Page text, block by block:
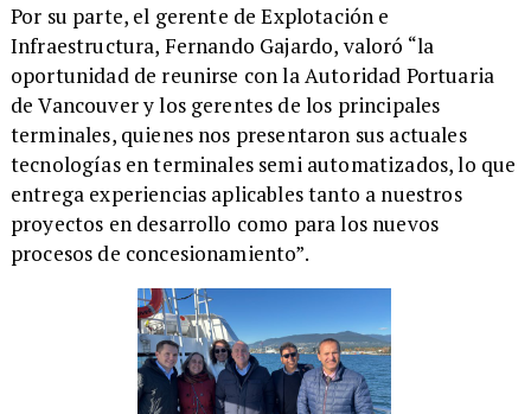
​Por su parte, el gerente de Explotación e
Infraestructura, Fernando Gajardo, valoró “la
oportunidad de reunirse con la Autoridad Portuaria
de Vancouver y los gerentes de los principales
terminales, quienes nos presentaron sus actuales
tecnologías en terminales semi automatizados, lo que
entrega experiencias aplicables tanto a nuestros
proyectos en desarrollo como para los nuevos
procesos de concesionamiento”.